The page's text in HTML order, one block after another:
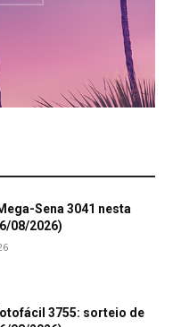
Sena 3041 nesta
08/2026)
3755: sorteio de